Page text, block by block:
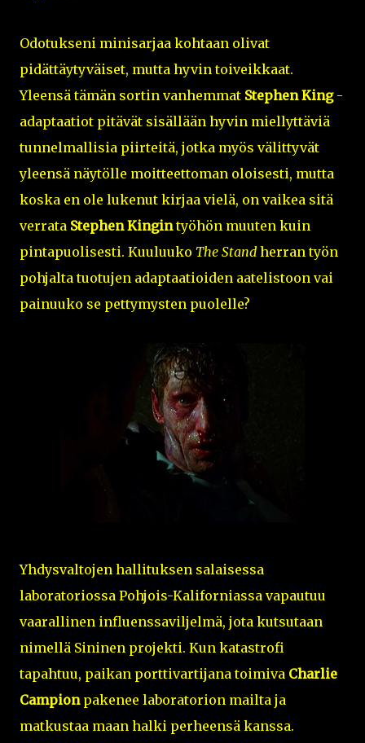
Odotukseni minisarjaa kohtaan olivat
pidättäytyväiset, mutta hyvin toiveikkaat.
Yleensä tämän sortin vanhemmat Stephen King-
adaptaatiot pitävät sisällään hyvin miellyttäviä
tunnelmallisia piirteitä, jotka myös välittyvät
yleensä näytölle moitteettoman oloisesti, mutta
koska en ole lukenut kirjaa vielä, on vaikea sitä
verrata Stephen Kingintyöhön muuten kuin
pintapuolisesti. Kuuluuko The Stand herran työn
pohjalta tuotujen adaptaatioiden aatelistoon vai
painuuko se pettymysten puolelle?
Yhdysvaltojen hallituksen salaisessa
laboratoriossa Pohjois-Kaliforniassa vapautuu
vaarallinen influenssaviljelmä, jota kutsutaan
nimellä Sininen projekti. Kun katastrofi
tapahtuu, paikan porttivartijana toimiva Charlie
Campionpakenee laboratorion mailta ja
matkustaa maan halki perheensä kanssa.